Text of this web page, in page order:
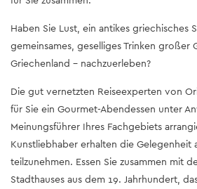
Haben Sie Lust, ein antikes griechisches
gemeinsames, geselliges Trinken großer
Griechenland – nachzuerleben?
Die gut vernetzten Reiseexperten von
für Sie ein Gourmet-Abendessen unter
Meinungsführer Ihres Fachgebiets
Kunstliebhaber erhalten die Gelegenheit
teilzunehmen. Essen Sie zusammen mit
Stadthauses aus dem 19. Jahrhundert,